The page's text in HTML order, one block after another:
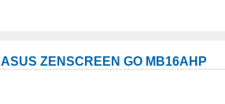
ASUS ZENSCREEN GO MB16AHP